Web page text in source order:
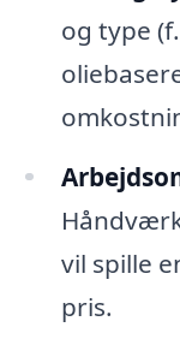
og type
vil spille
pris.